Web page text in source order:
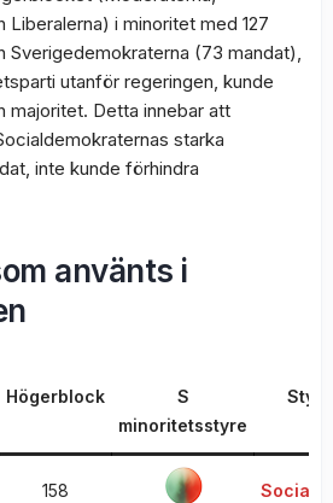
i minoritet med 127
Sverigedemokraterna (73 mandat),
utanför regeringen, kunde
majoritet. Detta innebar att
starka
inte kunde förhindra
använts i
Högerblock
S
minoritetsstyre
158